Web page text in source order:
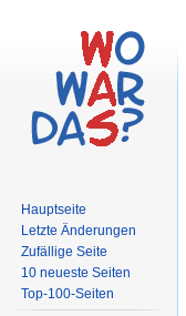
Hauptseite
Letzte Änderungen
Zufällige Seite
10 neueste Seiten
Top-100-Seiten